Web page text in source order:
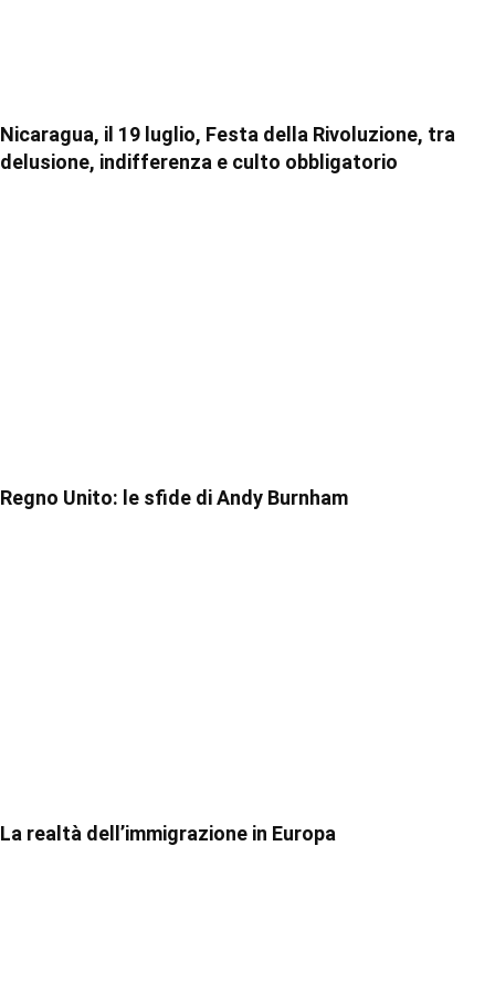
Nicaragua, il 19 luglio, Festa della Rivoluzione, tra
delusione, indifferenza e culto obbligatorio
Regno Unito: le sfide di Andy Burnham
La realtà dell’immigrazione in Europa